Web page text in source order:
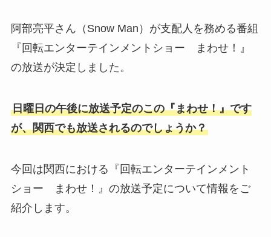
阿部亮平さん（Snow Man）が支配人を務める番組
『回転エンターテインメントショー まわせ！』
の放送が決定しました。
日曜日の午後に放送予定のこの『まわせ！』です
が、関西でも放送されるのでしょうか？
今回は関西における『回転エンターテインメント
ショー まわせ！』の放送予定について情報をご
紹介します。